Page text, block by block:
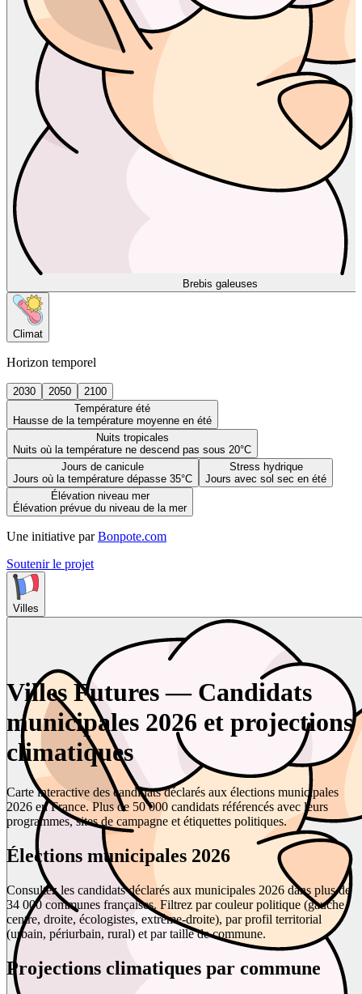
Brebis galeuses
Climat
Horizon temporel
2030 2050
2100
Température été
Hausse de la température moyenne en été
Nuits tropicales
Nuits où la température ne descend pas sous 20°C
Jours de canicule
Jours où la température dépasse 35°C
Stress hydrique
Jours avec sol sec en été
Élévation niveau mer
Élévation prévue du niveau de la mer
Une initiative par Bonpote.com
Soutenir le projet
Villes
Villes Futures — Candidats
municipales 2026 et projections
climatiques
Carte interactive des candidats déclarés aux élections municipales
2026 en France. Plus de 50 000 candidats référencés avec leurs
programmes, sites de campagne et étiquettes politiques.
Élections municipales 2026
Consultez les candidats déclarés aux municipales 2026 dans plus de
34 000 communes françaises. Filtrez par couleur politique (gauche,
centre, droite, écologistes, extrême-droite), par profil territorial
(urbain, périurbain, rural) et par taille de commune.
Projections climatiques par commune